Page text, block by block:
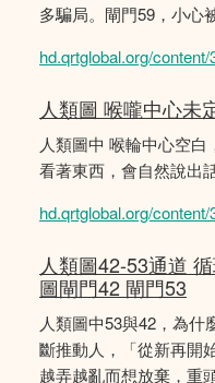
多騙局。閘門59，小心
hd.qrtglobal.org/content/
人類圖 喉嚨中心未
人類圖中 喉輪中心空
看著東西，會自然說出話
hd.qrtglobal.org/content/
人類圖42-53通道
圖閘門42 閘門53
人類圖中53與42，為什
斷推動人，「從新再開
越弄越亂而想放棄，重